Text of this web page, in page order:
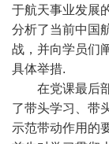
于航天事业发展
分析了当前中国
战，并向学员们
具体举措.
在党课最后
了带头学习、带
示范带动作用的